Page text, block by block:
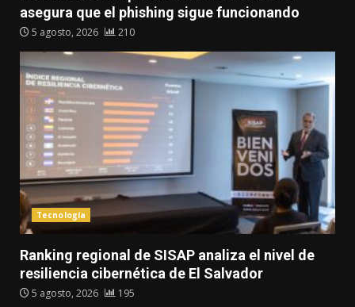
asegura que el phishing sigue funcionando
5 agosto, 2026 210
Tecnología
Ranking regional de SISAP analiza el nivel de
resiliencia cibernética de El Salvador
5 agosto, 2026 195